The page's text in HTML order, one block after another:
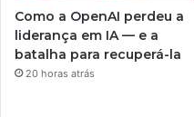
Como a OpenAI perdeu a
liderança em IA — e a
batalha para recuperá-la
20 horas atrás